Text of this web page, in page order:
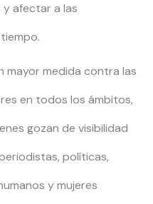
afectar a las
mayor medida contra las
en todos los ámbitos,
gozan de visibilidad
políticas,
y mujeres